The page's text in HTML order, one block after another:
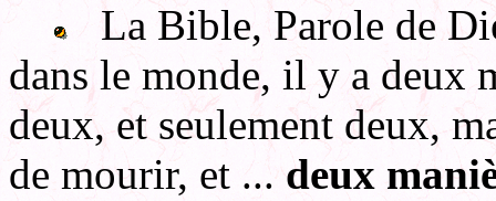
La Bible, Parole de
dans le monde, il y a deux
deux, et seulement deux,
de mourir, et ... deux